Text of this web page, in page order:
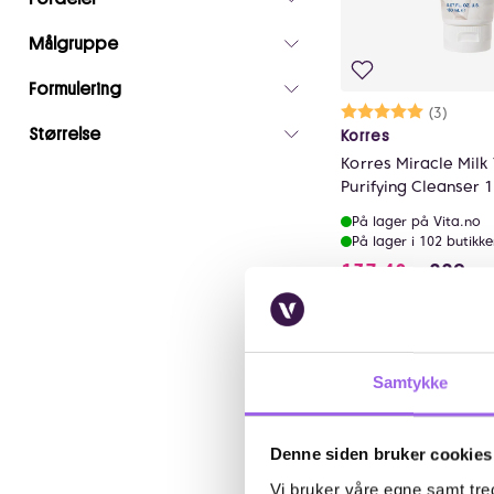
Samtykke
Denne siden bruker cookies
Vi bruker våre egne samt
Målgruppe
Formulering
Størrelse
Karakter:
(3)
5.0 av 5
Korres
Korres Miracle Milk
Purifying Cleanser
På lager på Vita.no
På lager i 102
137,40 137.4 i
229,-
40%